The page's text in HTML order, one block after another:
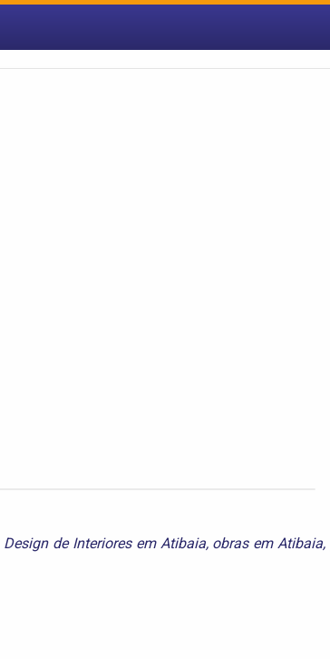
Design de Interiores em Atibaia, obras em Atibaia,